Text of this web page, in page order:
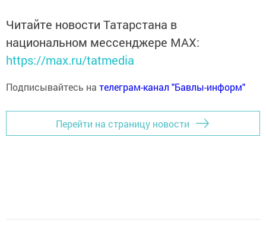
Читайте новости Татарстана в
национальном мессенджере MАХ:
https://max.ru/tatmedia
Подписывайтесь на телеграм-канал "Бавлы-информ"
Перейти на страницу новости